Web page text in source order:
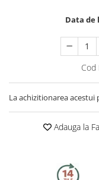
Ingrijire personala
Uscatoare de par
Perii de par electrice
Ondulatoare
Data de
Cod
La achizitionarea
Adauga la